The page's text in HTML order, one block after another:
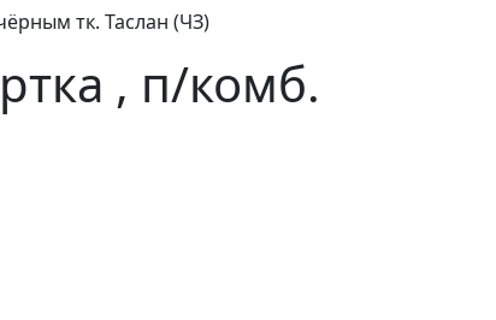
тк. Таслан (ЧЗ)
, п/комб.